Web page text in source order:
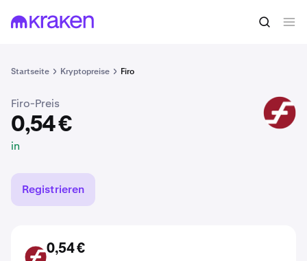
Startseite Kryptopreise Firo
0,54 € FIRO kaufen
Firo-Preis
0,54 €
in
FIRO
Registrieren
FIRO
0,54 €